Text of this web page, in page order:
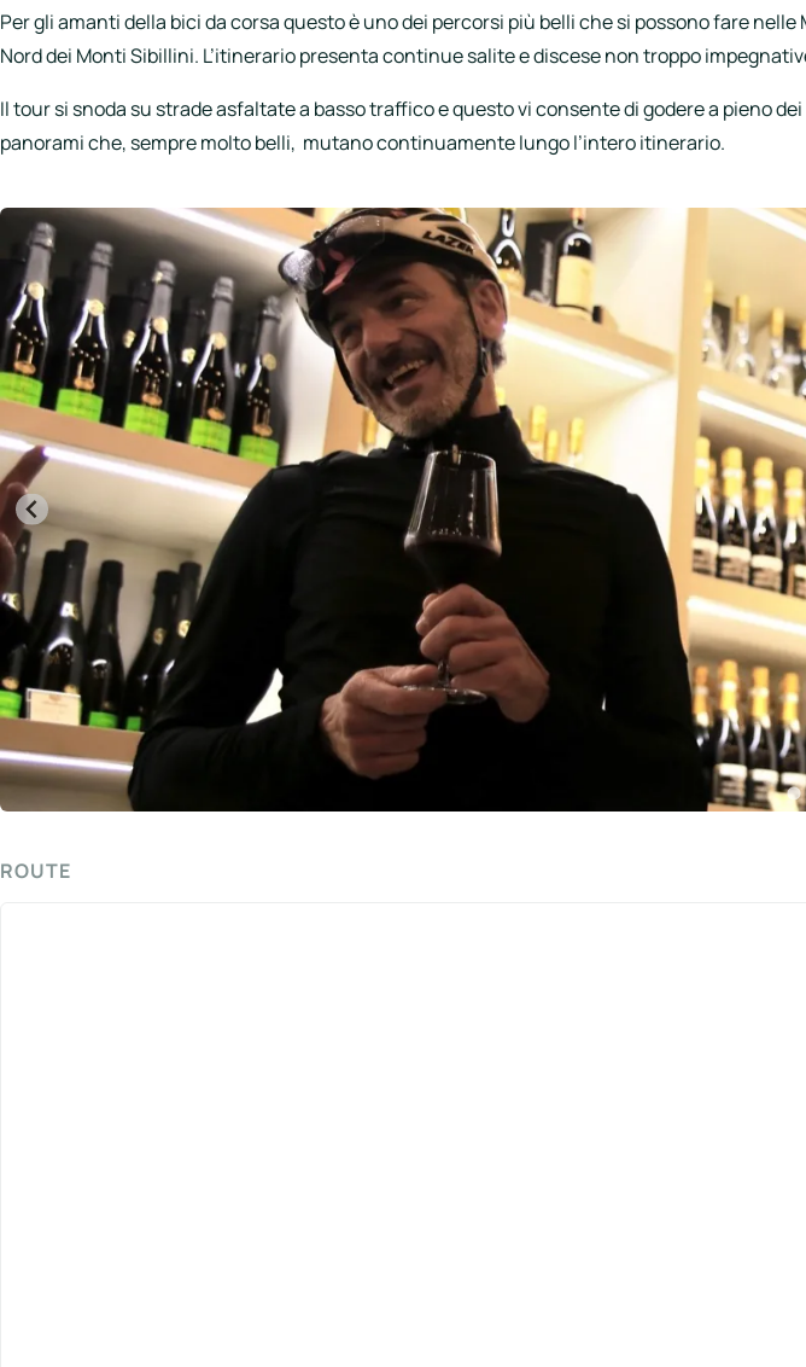
Hotels
Unisciti
a
Login
Per gli amanti della bici da corsa questo è uno dei percorsi più belli che si possono fare nelle
Nord dei Monti Sibillini. L’itinerario presenta continue salite e discese non troppo
Il tour si snoda su strade asfaltate a basso traffico e questo vi consente di godere a pieno dei
panorami che, sempre molto belli, mutano continuamente lungo l’intero itinerario.
ROUTE